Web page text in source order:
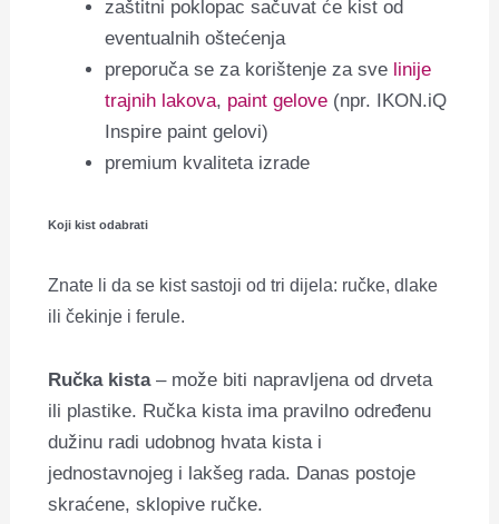
zaštitni poklopac sačuvat će kist od
eventualnih oštećenja
preporuča se za korištenje za sve linije
trajnih lakova, paint gelove (npr. IKON.iQ
Inspire paint gelovi)
premium kvaliteta izrade
Koji kist odabrati
Znate li da se kist sastoji od tri dijela: ručke, dlake
ili čekinje i ferule.
Ručka kista– može biti napravljena od drveta
ili plastike. Ručka kista ima pravilno određenu
dužinu radi udobnog hvata kista i
jednostavnojeg i lakšeg rada. Danas postoje
skraćene, sklopive ručke.